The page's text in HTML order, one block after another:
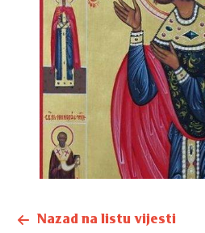
Nazad na listu vijesti